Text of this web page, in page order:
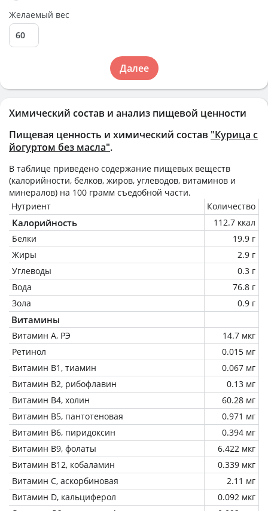
Химический состав и анализ пищевой ценности
Пищевая ценность и химический состав "Курица с
йогуртом без масла".
В таблице приведено содержание пищевых веществ
(калорийности, белков, жиров, углеводов, витаминов и
минералов) на 100 грамм съедобной части.
Нутриент
Количество
Калорийность
112.7 ккал
Белки
19.9 г
Жиры
2.9 г
Углеводы
0.3 г
Вода
76.8 г
Зола
0.9 г
Витамины
Витамин А, РЭ
14.7 мкг
Ретинол
0.015 мг
Витамин В1, тиамин
0.067 мг
Витамин В2, рибофлавин
0.13 мг
Витамин В4, холин
60.28 мг
Витамин В5, пантотеновая
0.971 мг
Витамин В6, пиридоксин
0.394 мг
Витамин В9, фолаты
6.422 мкг
Витамин В12, кобаламин
0.339 мкг
Витамин C, аскорбиновая
2.11 мг
Витамин D, кальциферол
0.092 мкг
Желаемый вес
Далее